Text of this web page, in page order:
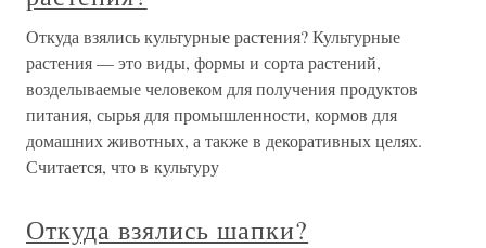
Откуда взялись культурные растения? Культурные
растения — это виды, формы и сорта растений,
возделываемые человеком для получения продуктов
питания, сырья для промышленности, кормов для
домашних животных, а также в декоративных целях.
Считается, что в культуру
Откуда взялись шапки?